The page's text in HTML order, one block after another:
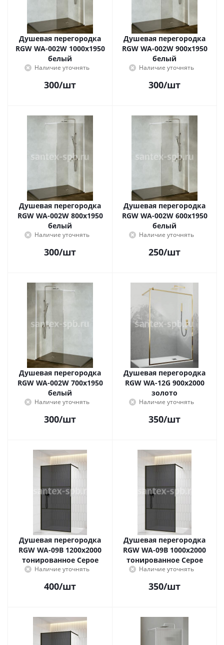
Душевая перегородка
RGW WA-002W 1000x1950
белый
Наличие уточнять
300/шт
Душевая перегородка
RGW WA-002W 900x1950
белый
Наличие уточнять
300/шт
Душевая перегородка
RGW WA-002W 800x1950
белый
Наличие уточнять
300/шт
Душевая перегородка
RGW WA-002W 600x1950
белый
Наличие уточнять
250/шт
Душевая перегородка
RGW WA-002W 700x1950
белый
Наличие уточнять
300/шт
Душевая перегородка
RGW WA-12G 900x2000
золото
Наличие уточнять
350/шт
Душевая перегородка
RGW WA-09B 1200x2000
тонированное Серое
Наличие уточнять
400/шт
Душевая перегородка
RGW WA-09B 1000x2000
тонированное Серое
Наличие уточнять
350/шт